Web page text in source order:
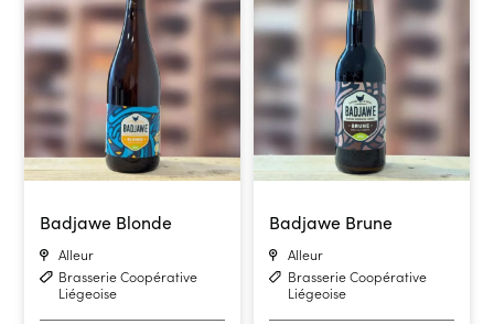
Badjawe Blonde
Alleur
Brasserie Coopérative
Liégeoise
Badjawe Brune
Alleur
Brasserie Coopérative
Liégeoise